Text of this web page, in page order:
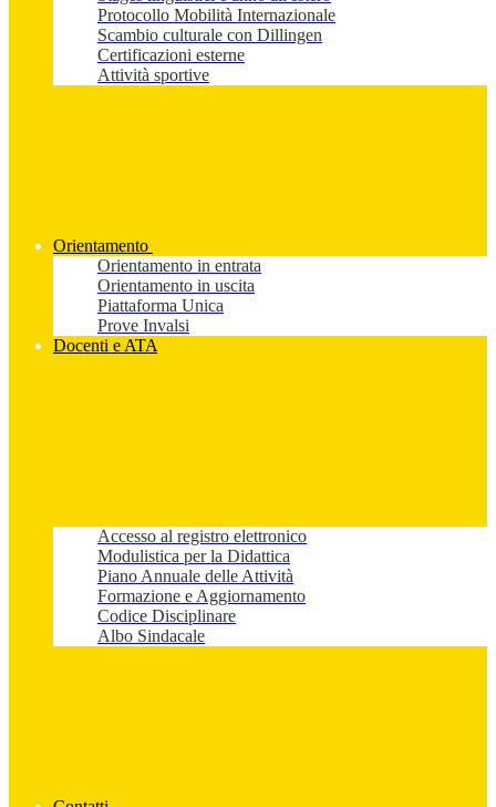
Protocollo Mobilità Internazionale
Scambio culturale con Dillingen
Certificazioni esterne
Attività sportive
Orientamento
Orientamento in entrata
Orientamento in uscita
Piattaforma Unica
Prove Invalsi
Docenti e ATA
Accesso al registro elettronico
Modulistica per la Didattica
Piano Annuale delle Attività
Formazione e Aggiornamento
Codice Disciplinare
Albo Sindacale